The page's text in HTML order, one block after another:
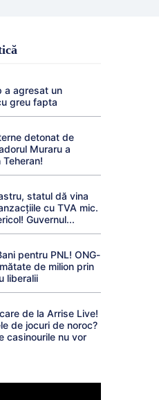
a agresat un
greu fapta
detonat de
Muraru a
statul dă vina
cu TVA mic.
Guvernul...
pentru PNL! ONG-
de milion prin
liberalii
de la Arrise Live!
de jocuri de noroc?
casinourile nu vor